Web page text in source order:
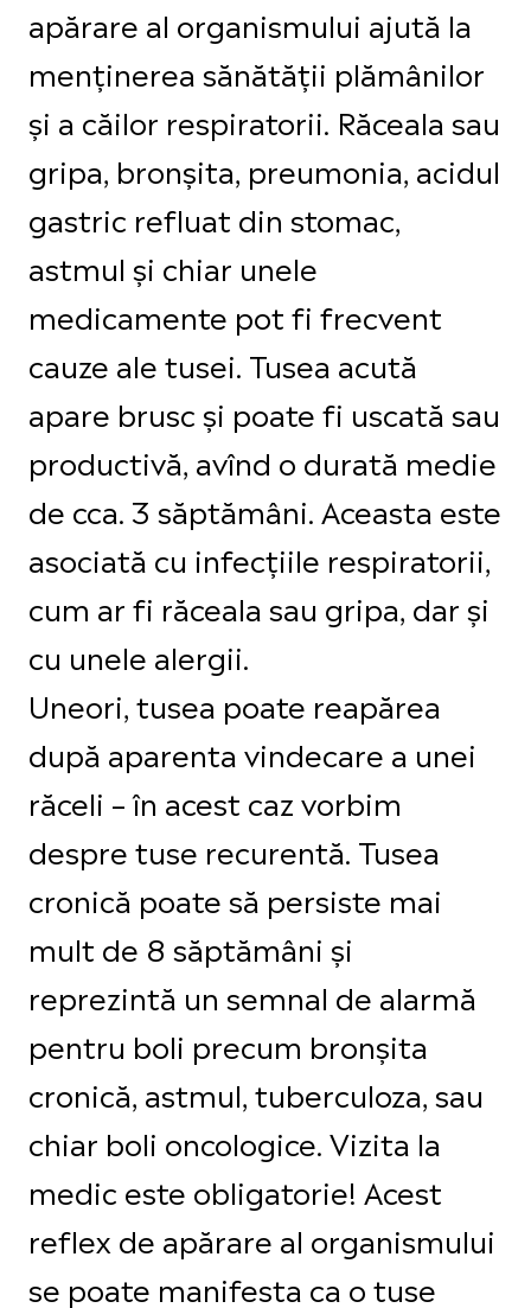
apărare al organismului ajută la
menținerea sănătății plămânilor
și a căilor respiratorii. Răceala sau
gripa, bronșita, preumonia, acidul
gastric refluat din stomac,
astmul și chiar unele
medicamente pot fi frecvent
cauze ale tusei. Tusea acută
apare brusc și poate fi uscată sau
productivă, avînd o durată medie
de cca. 3 săptămâni. Aceasta este
asociată cu infecțiile respiratorii,
cum ar fi răceala sau gripa, dar și
cu unele alergii.
Uneori, tusea poate reapărea
după aparenta vindecare a unei
răceli – în acest caz vorbim
despre tuse recurentă. Tusea
cronică poate să persiste mai
mult de 8 săptămâni și
reprezintă un semnal de alarmă
pentru boli precum bronșita
cronică, astmul, tuberculoza, sau
chiar boli oncologice. Vizita la
medic este obligatorie! Acest
reflex de apărare al organismului
se poate manifesta ca o tuse